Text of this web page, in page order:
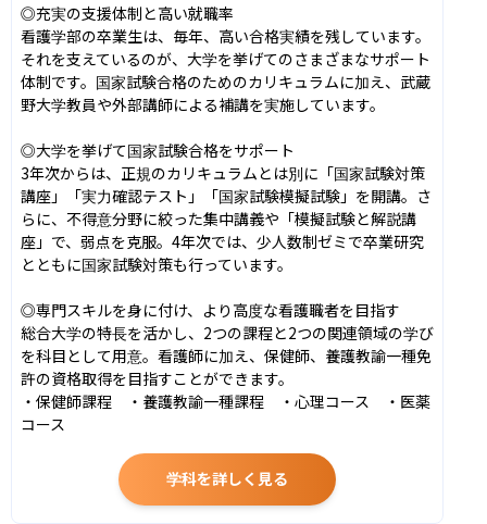
◎充実の支援体制と高い就職率
看護学部の卒業生は、毎年、高い合格実績を残しています。
それを支えているのが、大学を挙げてのさまざまなサポート
体制です。国家試験合格のためのカリキュラムに加え、武蔵
野大学教員や外部講師による補講を実施しています。
◎大学を挙げて国家試験合格をサポート
3年次からは、正規のカリキュラムとは別に「国家試験対策
講座」「実力確認テスト」「国家試験模擬試験」を開講。さ
らに、不得意分野に絞った集中講義や「模擬試験と解説講
座」で、弱点を克服。4年次では、少人数制ゼミで卒業研究
とともに国家試験対策も行っています。
◎専門スキルを身に付け、より高度な看護職者を目指す
総合大学の特長を活かし、2つの課程と2つの関連領域の学び
を科目として用意。看護師に加え、保健師、養護教諭一種免
許の資格取得を目指すことができます。
・保健師課程　・養護教諭一種課程　・心理コース　・医薬
コース
学科を詳しく見る